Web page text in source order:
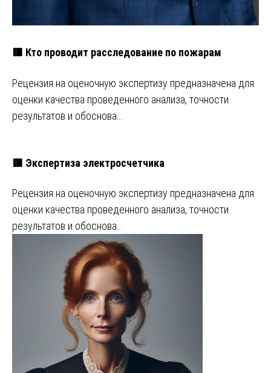
🟥 Кто проводит расследование по пожарам
Рецензия на оценочную экспертизу предназначена для
оценки качества проведенного анализа, точности
результатов и обоснова…
🟥 Экспертиза электросчетчика
Рецензия на оценочную экспертизу предназначена для
оценки качества проведенного анализа, точности
результатов и обоснова…